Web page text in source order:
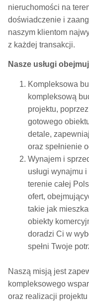
nieruchomości na
doświadczenie i
naszym klientom
z każdej transakcji.
Nasze usługi
Kompleksowa
kompleksową
projektu,
gotowego
detale,
oraz spełnienie
Wynajem i
usługi wynajmu
terenie całej
ofert,
takie jak
obiekty
doradzi Ci w
spełni Twoje
Naszą misją jest
kompleksowego
oraz realizacji